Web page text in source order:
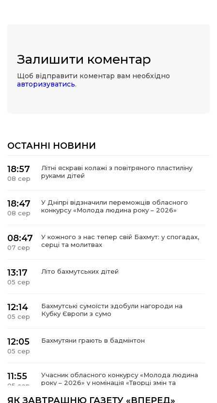
Залишити коментар
Щоб відправити коментар вам необхідно
авторизуватись.
ОСТАННІ НОВИНИ
18:57
08 сер
Літні яскраві колажі з повітряного пластиліну
руками дітей
18:47
08 сер
У Дніпрі відзначили переможців обласного
конкурсу «Молода людина року – 2026»
08:47
07 сер
У кожного з нас тепер свій Бахмут: у спогадах,
серці та молитвах
13:17
05 сер
Літо бахмутських дітей
12:14
05 сер
Бахмутські сумоїсти здобули нагороди на
Кубку Європи з сумо
12:05
05 сер
Бахмутяни грають в бадмінтон
11:55
05 сер
Учасник обласного конкурсу «Молода людина
року – 2026» у номінація «Творці змін та
ЯК ЗАВТРАШНЮ ГАЗЕТУ «ВПЕРЕД»